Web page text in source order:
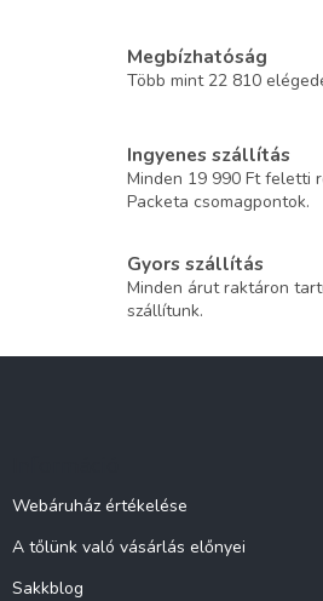
Megbízhatóság
Több mint 22 810
Ingyenes szállítás
Minden 19 990 Ft feletti
Packeta csomagpontok.
Gyors szállítás
Minden árut raktáron
szállítunk.
Webáruház értékelése
A tőlünk való vásárlás előnyei
Sakkblog